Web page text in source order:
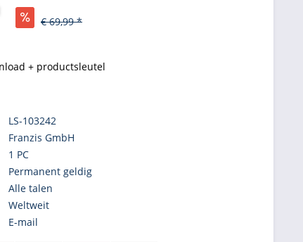
€ 69,99 *
+ productsleutel
LS-103242
Franzis GmbH
1 PC
Permanent geldig
Alle talen
Weltweit
E-mail